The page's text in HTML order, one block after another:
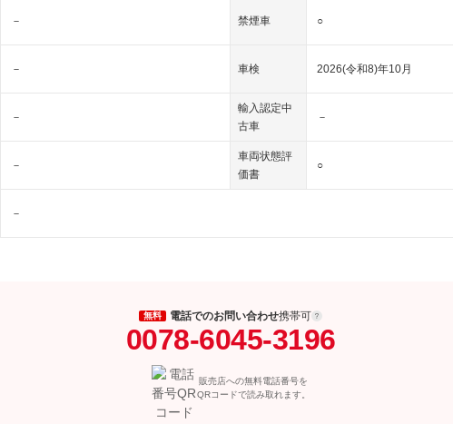
－ 禁煙車 ○
－ 車検 2026(令和8)年10月
－
輸入認定中
古車
－
－
車両状態評
価書
○
－
無料 電話でのお問い合わせ携帯可
0078-6045-3196
販売店への無料電話番号を
QRコードで読み取れます。